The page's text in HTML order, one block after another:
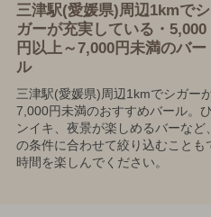
三津駅(愛媛県)周辺1kmでシ
ガーが充実している・5,000
円以上～7,000円未満のバー
ル
三津駅(愛媛県)周辺1kmでシガー
7,000円未満のおすすめバール。
ンイキ、夜景が楽しめるバーな
の条件に合わせて絞り込むこと
時間を楽しんでください。